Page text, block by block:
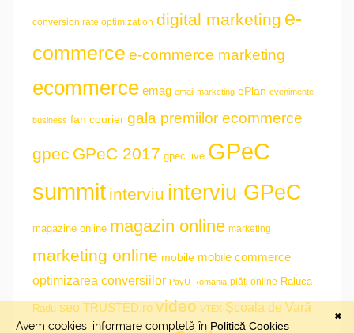
conversion rate optimization digital marketing e-
commerce e-commerce marketing
ecommerce emag email marketing ePlan evenimente
business fan courier gala premiilor ecommerce
gpec GPeC 2017 gpec live GPeC
summit interviu interviu GPeC
magazine online magazin online marketing
marketing online mobile mobile commerce
optimizarea conversiilor PayU Romania plăți online Raluca
Radu seo TRUSTED.ro video VTEX Școala de Vară